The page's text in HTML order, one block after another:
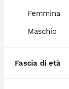
Femmina
Maschio
Fascia di età